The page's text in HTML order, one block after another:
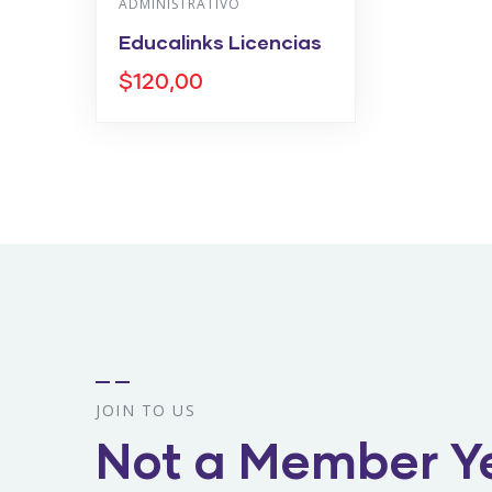
Educalinks Licencias
$120,00
JOIN TO US
Not a Member